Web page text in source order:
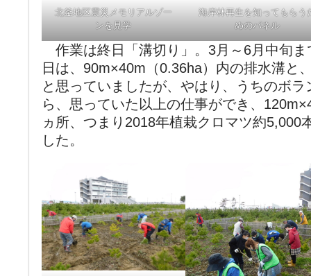
北釜地区震災メモリアルゾー
ンを見学
海岸林再生を知ってもらう
めのパネル
作業は終日「溝切り」。3月～6月中旬ま
日は、90m×40m（0.36ha）内の排水溝と
と思っていましたが、やはり、うちのボ
ら、思っていた以上の仕事ができ、
ヵ所、つまり2018年植栽クロマツ約5,000
した。